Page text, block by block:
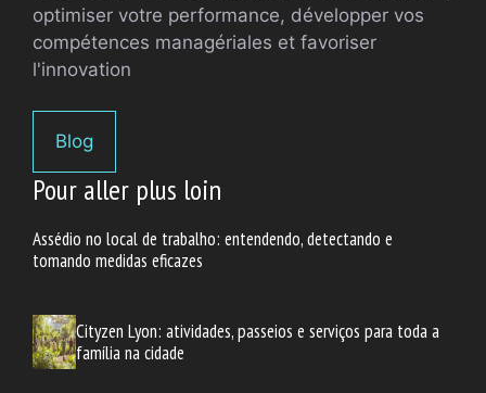
optimiser votre performance, développer vos
compétences managériales et favoriser
l'innovation
Blog
Pour aller plus loin
Assédio no local de trabalho: entendendo, detectando e
tomando medidas eficazes
Cityzen Lyon: atividades, passeios e serviços para toda a
família na cidade